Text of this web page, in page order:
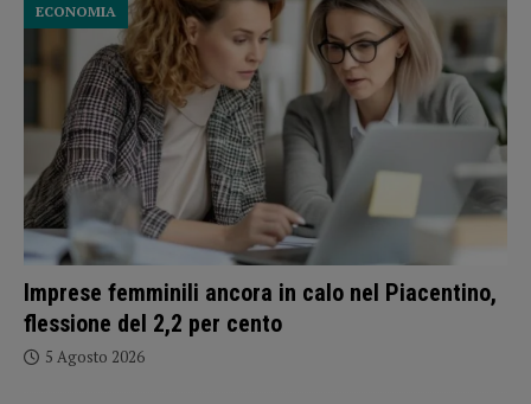
Imprese femminili ancora in calo nel Piacentino,
flessione del 2,2 per cento
ECONOMIA
5 Agosto 2026